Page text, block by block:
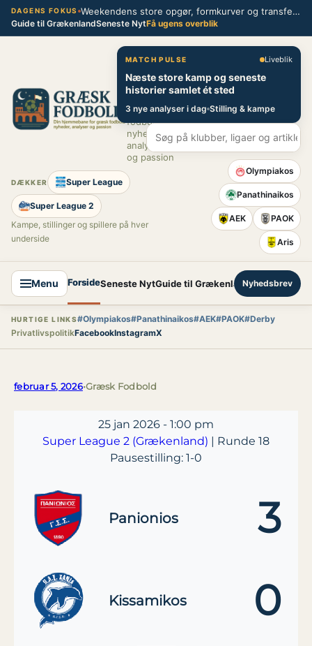
Spring
DAGENS FOKUS Weekendens store opgør, formkurver og transferblik fra græsk fodbold
Guide til GrækenlandSeneste NytFå ugens overblik
Græsk Fodbold
Din
hjemmebane
for græsk
fodbold –
nyheder,
analyser
og passion
DÆKKER Super League
Super League 2
Kampe, stillinger og spillere på hver
underside
MATCH PULSE Liveblik
Næste store kamp og seneste
historier samlet ét sted
3 nye analyser i dag Stilling & kampe
Olympiakos
Panathinaikos
AEK PAOK
Aris
Menu ForsideSeneste NytGuide til GrækenlandSuper League
Nyhedsbrev
HURTIGE LINKS#Olympiakos#Panathinaikos#AEK#PAOK#Derby
PrivatlivspolitikFacebookInstagramX
februar 5, 2026•Græsk Fodbold
25 jan 2026 - 1:00 pm
Super League 2 (Grækenland) | Runde 18
Pausestilling: 1-0
Panionios 3
Kissamikos 0